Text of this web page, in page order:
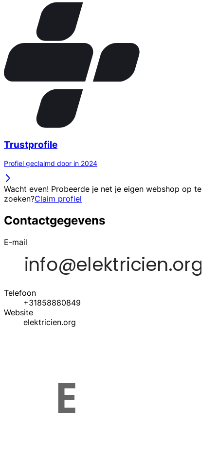
Trustprofile
Profiel geclaimd door in 2024
Wacht even! Probeerde je net je eigen webshop op te
zoeken?Claim profiel
Contactgegevens
E-mail
Telefoon
+31858880849
Website
elektricien.org